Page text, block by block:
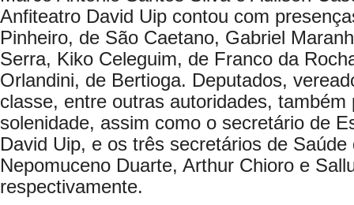
Anfiteatro David Uip contou com
Pinheiro, de São Caetano, Gabriel
Serra, Kiko Celeguim, de Franco da
Orlandini, de Bertioga. Deputados,
classe, entre outras autoridades, também
solenidade, assim como o secretário de
David Uip, e os três secretários de
Nepomuceno Duarte, Arthur Chioro e
respectivamente.